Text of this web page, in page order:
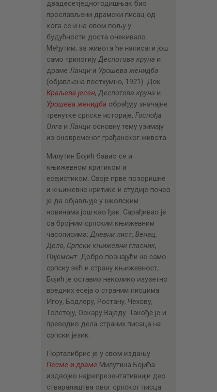
двадесетједногодишњак био
прослављени драмски писац од
кога се и на овом пољу у
будућности доста очекивало.
Међутим, за живота ће написати још
само трилогију Деспотова круна и
драме Ланции Урошева женидба
(објављена постхумно, 1921). Док
Краљева јесен, Деспотова круна и
Урошева женидба обрађују значајне
тренутке српске историје, Госпођа
Олга и Ланциосновну тему узимају
из оновременог грађанског живота.
Милутин Бојић бавио се и
књижевном критиком и
есејистиком. Своје прве позоришне
и књижевне критике и студије почео
је да објављује у школским
новинама још као ђак. Сарађивао је
са бројним српским књижевним
часописима: Дневни лист, Венац,
Дело, Српски књижевни гласник,
Пијемонт. Добро познајући не само
српску већ и страну књижевност,
Бојић је оставио неколико изузетно
вредних есеја о страним писцима:
Игоу, Бодлеру, Ростану, Чехову,
Толстоју, Оскару Вајлду. Такође је и
преводио дела страних писаца на
српски језик.
Порталибрис је у свом издању
Песме и драме Милутина Бојића
издвојио најрепрезентативнији део
стваралаштва овог српског писца.